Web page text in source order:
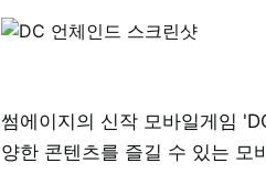
썸에이지의 신작 모바일게임
양한 콘텐츠를 즐길 수 있는 모